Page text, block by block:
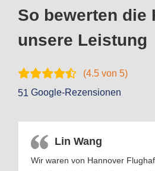
So bewerten die
unsere Leistung
(4.5 von 5)
51 Google-Rezensionen
Lin Wang
Wir waren von Hannover